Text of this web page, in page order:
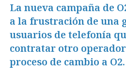
La nueva campaña de
a la frustración de una
usuarios de telefonía
contratar otro
proceso de cambio a O2.